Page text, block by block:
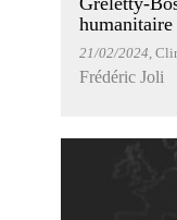
humanitaire
21/02/2024,
Frédéric Joli